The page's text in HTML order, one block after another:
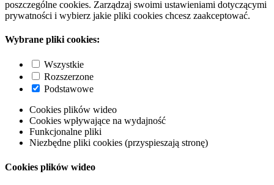
poszczególne cookies. Zarządzaj swoimi ustawieniami dotyczącymi
prywatności i wybierz jakie pliki cookies chcesz zaakceptować.
Wybrane pliki cookies:
Wszystkie
Rozszerzone
Podstawowe
Cookies plików wideo
Cookies wpływające na wydajność
Funkcjonalne pliki
Niezbędne pliki cookies (przyspieszają stronę)
Cookies plików wideo